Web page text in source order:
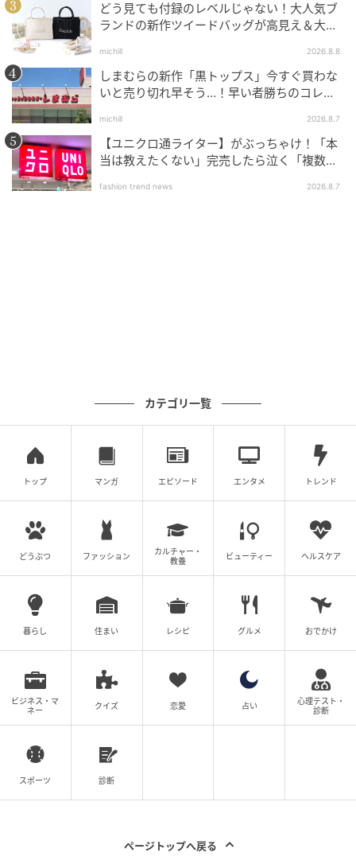
オールドスタイルが印象的な「ミッキーマウス」のぬ
いぐるみキーホルダー。
シェフハットやエプロンを身に着けた「ミッキーマウ
ス」のぬいぐるみも大人っぽい仕上がりになっていま
す。
しそうな見た目だけでなく触り心地もポイントです。
ミッキー キーホルダー・キーチェーン
Mickey’s Bakery 2026
どう見ても付録のレベルじゃない！大人気ブ
ランドの新作ツイードバッグが高見え＆大容
michill 2026.8.8
しまむらの新作「黒トップス」今すぐ買わな
いと売り切れ早そう…！早い者勝ちのコレ買
michill 2026.8.7
【ユニクロ通ライター】がぶっちゃけ！「本
当は教えたくない」完売したら泣く「複数買
fashion trend news 2026.8.7
カテゴリ一覧
トップ マンガ エピソード エンタメ トレンド
どうぶつ ファッション
カルチャー・
教養
ビューティー ヘルスケア
暮らし 住まい レシピ グルメ おでかけ
ビジネス・マ
ネー
クイズ 恋愛 占い
心理テスト・
診断
スポーツ 診断
ページトップへ戻る